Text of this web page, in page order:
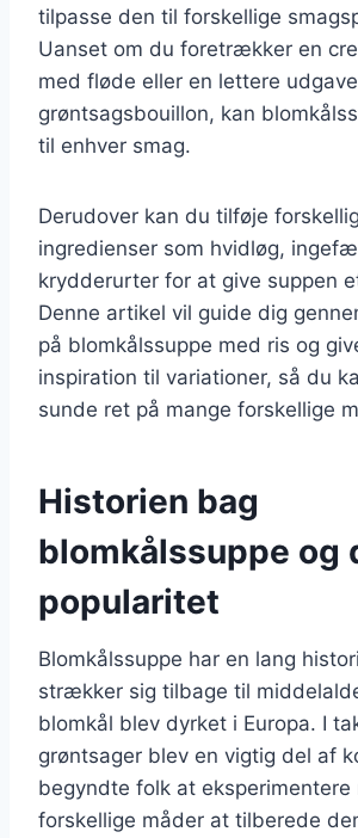
tilpasse den til forskellige
Uanset om du foretrækker en
med fløde eller en lettere
grøntsagsbouillon, kan
til enhver smag.
Derudover kan du tilføje
ingredienser som hvidløg,
krydderurter for at give suppen
Denne artikel vil guide dig
på blomkålssuppe med ris og
inspiration til variationer, så du
sunde ret på mange forskellige
Historien bag
blomkålssuppe og
popularitet
Blomkålssuppe har en lang
strækker sig tilbage til
blomkål blev dyrket i Europa. I
grøntsager blev en vigtig del af
begyndte folk at eksperimentere
forskellige måder at tilberede